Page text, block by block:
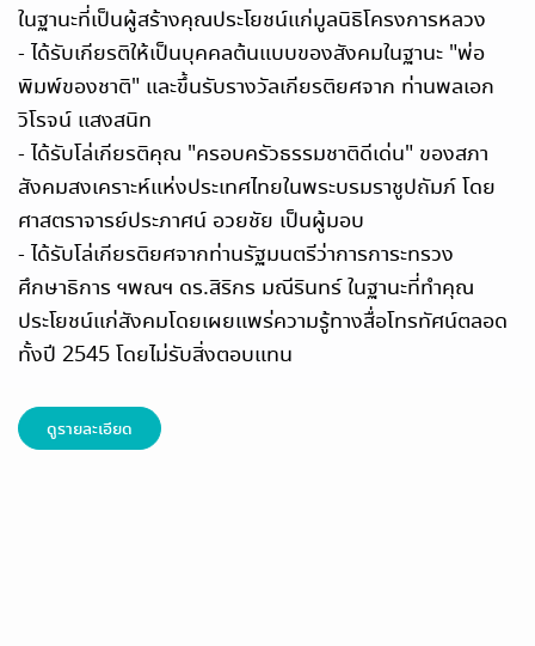
ในฐานะที่เป็นผู้สร้างคุณประโยชน์แก่มูลนิธิโครงการหลวง
- ได้รับเกียรติให้เป็นบุคคลต้นแบบของสังคมในฐานะ "พ่อ
พิมพ์ของชาติ" และขึ้นรับรางวัลเกียรติยศจาก ท่านพลเอก
วิโรจน์ แสงสนิท
- ได้รับโล่เกียรติคุณ "ครอบครัวธรรมชาติดีเด่น" ของสภา
สังคมสงเคราะห์แห่งประเทศไทยในพระบรมราชูปถัมภ์ โดย
ศาสตราจารย์ประภาศน์ อวยชัย เป็นผู้มอบ
- ได้รับโล่เกียรติยศจากท่านรัฐมนตรีว่าการการะทรวง
ศึกษาธิการ ฯพณฯ ดร.สิริกร มณีรินทร์ ในฐานะที่ทำคุณ
ประโยชน์แก่สังคมโดยเผยแพร่ความรู้ทางสื่อโทรทัศน์ตลอด
ทั้งปี 2545 โดยไม่รับสิ่งตอบแทน
ดูรายละเอียด